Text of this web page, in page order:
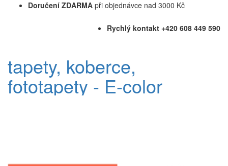
Doručení ZDARMA při objednávce nad 3000 Kč
Rychlý kontakt +420 608 449 590
tapety, koberce,
fototapety - E-color